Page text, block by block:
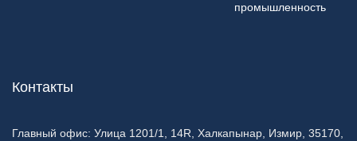
промышленность
Контакты
Главный офис: Улица 1201/1, 14R, Халкапынар, Измир, 35170,